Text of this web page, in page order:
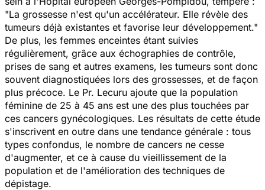
"La grossesse n'est qu'un accélérateur. Elle révèle des
tumeurs déjà existantes et favorise leur développement."
De plus, les femmes enceintes étant suivies
régulièrement, grâce aux échographies de contrôle,
prises de sang et autres examens, les tumeurs sont donc
souvent diagnostiquées lors des grossesses, et de façon
plus précoce. Le Pr. Lecuru ajoute que la population
féminine de 25 à 45 ans est une des plus touchées par
ces cancers gynécologiques. Les résultats de cette étude
s'inscrivent en outre dans une tendance générale : tous
types confondus, le nombre de cancers ne cesse
d'augmenter, et ce à cause du vieillissement de la
population et de l'amélioration des techniques de
dépistage.